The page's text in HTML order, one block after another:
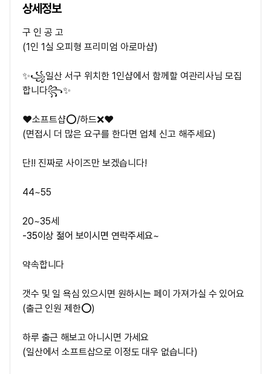
상세정보
구 인 공 고
(1인 1실 오피형 프리미엄 아로마샵)
✨꧁일산 서구 위치한 1인샵에서 함께할 여관리사님 모집
합니다꧂✨
❤️‍소프트샵⭕/하드❌❤️‍
(면접시 더 많은 요구를 한다면 업체 신고 해주세요)
단!! 진짜로 사이즈만 보겠습니다!
44~55
20~35세
-35이상 젊어 보이시면 연락주세요~
약속합니다
갯수 및 일 욕심 있으시면 원하시는 페이 가져가실 수 있어요
(출근 인원 제한⭕)
하루 출근 해보고 아니시면 가세요
(일산에서 소프트삽으로 이정도 대우 없습니다)